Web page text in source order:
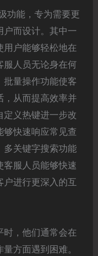
功能，专为需要更
户而设计。其中一
用户能够轻松地在
服人员无论身在何
批量操作功能使客
，从而提高效率并
定义热键进一步改
够快速响应常见查
多关键字搜索功能
客服人员能够快速
户进行更深入的互
时，他们通常会在
方面遇到困难。